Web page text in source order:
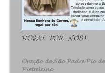
𝓡𝓞𝓖𝓐𝓘 𝓟𝓞𝓡 𝓝𝓞́𝓢!
𝓞𝓻𝓪𝓬̧𝓪̃𝓸 𝓭𝓮 𝓢𝓪̃𝓸 𝓟𝓪𝓭𝓻𝓮 𝓟𝓲𝓸 𝓭𝓮
𝓟𝓲𝓮𝓽𝓻𝓮𝓵𝓬𝓲𝓷𝓪